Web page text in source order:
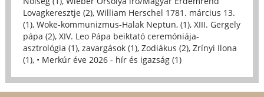
Lovagkeresztje (2), William Herschel 1781. március 13.
(1), Woke-kommunizmus-Halak Neptun, (1), XIII. Gergely
pápa (2), XIV. Leo Pápa beiktató ceremóniája-
asztrológia (1), zavargások (1), Zodiákus (2), Zrínyi Ilona
(1), • Merkúr éve 2026 - hír és igazság (1)